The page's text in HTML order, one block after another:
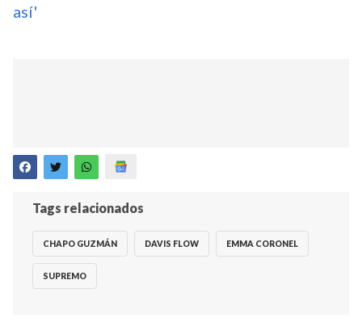
así'
Tags relacionados
CHAPO GUZMÁN DAVIS FLOW EMMA CORONEL
SUPREMO